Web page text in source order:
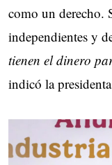
como un derecho.
independientes y
tienen el dinero
indicó la